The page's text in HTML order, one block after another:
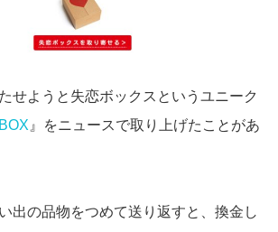
せようと失恋ボックスというユニーク
』をニュースで取り上げたことがあ
出の品物をつめて送り返すと、換金し